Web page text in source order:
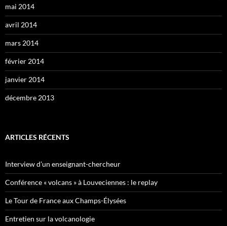
mai 2014
avril 2014
mars 2014
février 2014
janvier 2014
décembre 2013
ARTICLES RÉCENTS
Interview d’un enseignant-chercheur
Conférence « volcans » à Louveciennes : le replay
Le Tour de France aux Champs-Élysées
Entretien sur la volcanologie